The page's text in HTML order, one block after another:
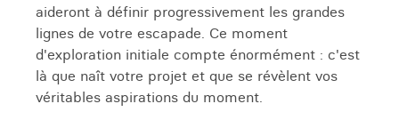
aideront à définir progressivement les grandes
lignes de votre escapade. Ce moment
d'exploration initiale compte énormément : c'est
là que naît votre projet et que se révèlent vos
véritables aspirations du moment.